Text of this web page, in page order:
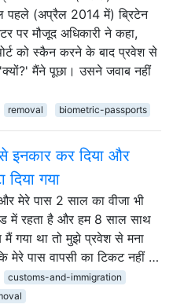
पहले (अप्रैल 2014 में) ब्रिटेन
पर मौजूद अधिकारी ने कहा,
को स्कैन करने के बाद प्रवेश से
मैंने पूछा। उसने जवाब नहीं
removal biometric-passports
इनकार कर दिया और
दिया गया
मेरे पास 2 साल का वीजा भी
में रहता है और हम 8 साल साथ
मैं गया था तो मुझे प्रवेश से मना
मेरे पास वापसी का टिकट नहीं …
customs-and-immigration